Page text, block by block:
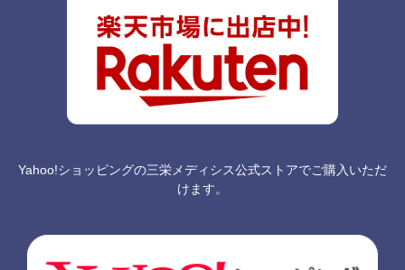
Yahoo!ショッピングの三栄メディシス公式ストアでご購入いただ
けます。